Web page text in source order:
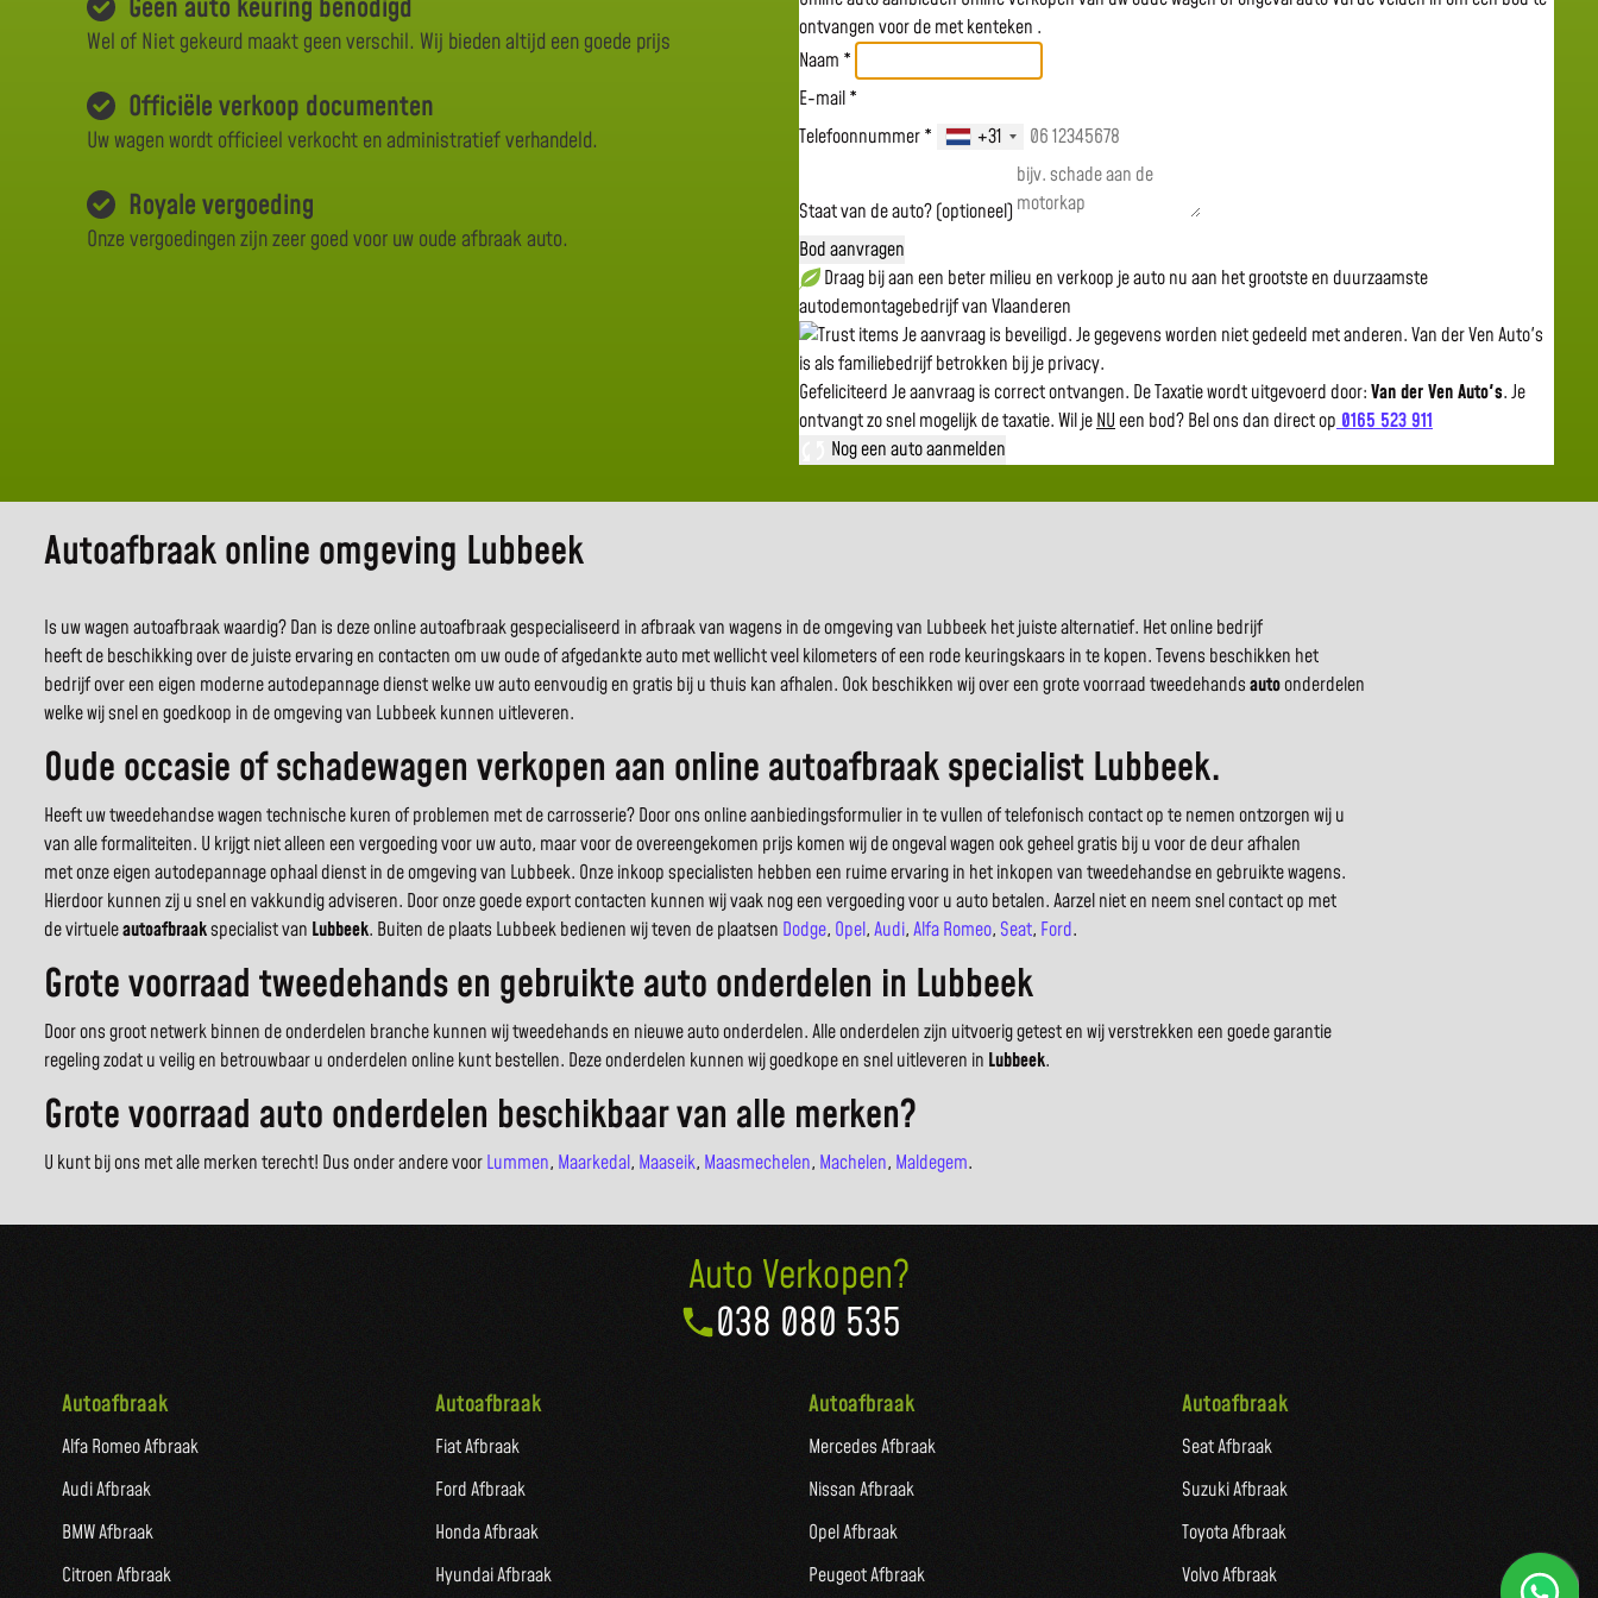
Geen auto keuring benodigd
Wel of Niet gekeurd maakt geen verschil. Wij bieden altijd een goede prijs
Officiële verkoop documenten
Uw wagen wordt officieel verkocht en administratief verhandeld.
Royale vergoeding
Onze vergoedingen zijn zeer goed voor uw oude afbraak auto.
ontvangen voor demet kenteken .
Naam *
E-mail *
Telefoonnummer *
+31
Staat van de auto? (optioneel)
Bod aanvragen
Draag bij aan een beter milieu en verkoop je auto nu aan het grootste en duurzaamste
autodemontagebedrijf van Vlaanderen
Je aanvraag is beveiligd. Je gegevens worden niet gedeeld met anderen. Van der Ven Auto's
is als familiebedrijf betrokken bij je privacy.
GefeliciteerdJe aanvraag is correct ontvangen. De Taxatie wordt uitgevoerd door:Van der Ven Auto's.Je
ontvangt zo snel mogelijk de taxatie.Wil jeNUeen bod? Bel ons dan direct op 0165 523 911
Nog een auto aanmelden
Autoafbraak online omgeving Lubbeek
Is uw wagen autoafbraak waardig? Dan is deze online autoafbraak gespecialiseerd in afbraak van wagens in de omgeving van Lubbeek het juiste alternatief. Het online bedrijf
heeft de beschikking over de juiste ervaring en contacten om uw oude of afgedankte auto met wellicht veel kilometers of een rode keuringskaars in te kopen. Tevens beschikken het
bedrijf over een eigen moderne autodepannage dienst welke uw auto eenvoudig en gratis bij u thuis kan afhalen. Ook beschikken wij over een grote voorraad tweedehandsautoonderdelen
welke wij snel en goedkoop in de omgeving van Lubbeek kunnen uitleveren.
Oude occasie of schadewagen verkopen aan online autoafbraak specialist Lubbeek.
Heeft uw tweedehandse wagen technische kuren of problemen met de carrosserie? Door ons online aanbiedingsformulier in te vullen of telefonisch contact op te nemen ontzorgen wij u
van alle formaliteiten. U krijgt niet alleen een vergoeding voor uw auto, maar voor de overeengekomen prijs komen wij de ongeval wagen ook geheel gratis bij u voor de deur afhalen
met onze eigen autodepannage ophaal dienst in de omgeving van Lubbeek. Onze inkoop specialisten hebben een ruime ervaring in het inkopen van tweedehandse en gebruikte wagens.
Hierdoor kunnen zij u snel en vakkundig adviseren. Door onze goede export contacten kunnen wij vaak nog een vergoeding voor u auto betalen. Aarzel niet en neem snel contact op met
de virtueleautoafbraakspecialist van Lubbeek. Buiten de plaats Lubbeek bedienen wij teven de plaatsen Dodge, Opel,Audi,Alfa Romeo, Seat, Ford.
Grote voorraad tweedehands en gebruikte auto onderdelen in Lubbeek
Door ons groot netwerk binnen de onderdelen branche kunnen wij tweedehands en nieuwe auto onderdelen. Alle onderdelen zijn uitvoerig getest en wij verstrekken een goede garantie
regeling zodat u veilig en betrouwbaar u onderdelen online kunt bestellen. Deze onderdelen kunnen wij goedkope en snel uitleveren in Lubbeek.
Grote voorraad auto onderdelen beschikbaar van alle merken?
U kunt bij ons met alle merken terecht! Dus onder andere voorLummen, Maarkedal, Maaseik, Maasmechelen, Machelen, Maldegem.
Auto Verkopen?
038 080 535
Autoafbraak
Alfa Romeo Afbraak
Audi Afbraak
BMW Afbraak
Citroen Afbraak
Autoafbraak
Fiat Afbraak
Ford Afbraak
Honda Afbraak
Hyundai Afbraak
Autoafbraak
Mercedes Afbraak
Nissan Afbraak
Opel Afbraak
Peugeot Afbraak
Autoafbraak
Seat Afbraak
Suzuki Afbraak
Toyota Afbraak
Volvo Afbraak